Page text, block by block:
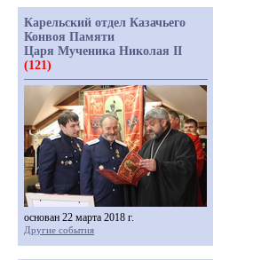
Карельский отдел Казачьего
Конвоя Памяти
Царя Мученика Николая II
(121)
основан 22 марта 2018 г.
Другие события